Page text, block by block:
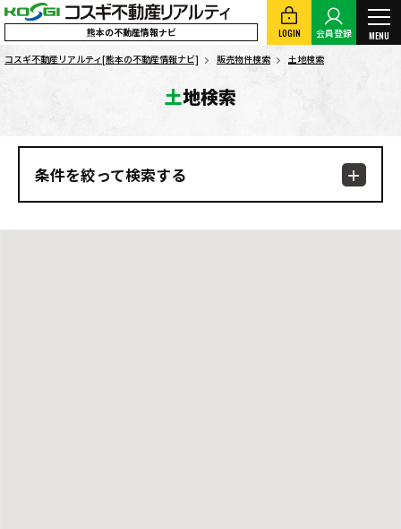
熊本の不動産情報ナビ LOGIN 会員登録
MENU
コスギ不動産リアルティ[熊本の不動産情報ナビ]
販売物件検索 土地検索
土地検索
条件を絞って検索する